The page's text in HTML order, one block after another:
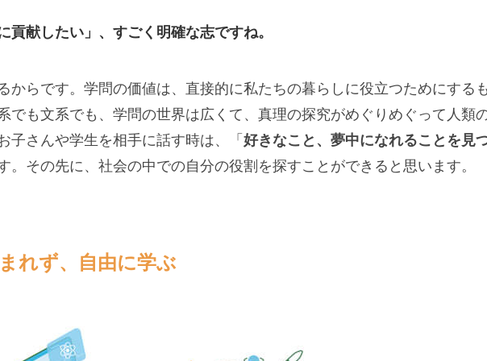
献したい」、すごく明確な志ですね。
からです。学問の価値は、直接的に私たちの暮らしに役立つためにするも
でも文系でも、学問の世界は広くて、真理の探究がめぐりめぐって人類
子さんや学生を相手に話す時は、「 好きなこと、夢中になれることを見
。その先に、社会の中での自分の役割を探すことができると思います。
れず、自由に学ぶ